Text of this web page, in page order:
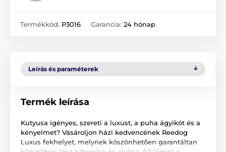
Termékkód: P3016 Garancia: 24 hónap
Leírás és paraméterek
Termék leírása
Kutyusa igényes, szereti a luxust, a puha ágyikót és a
kényelmet? Vásároljon házi kedvencének Reedog
Luxus fekhelyet, melynek köszönhetően garantáltan